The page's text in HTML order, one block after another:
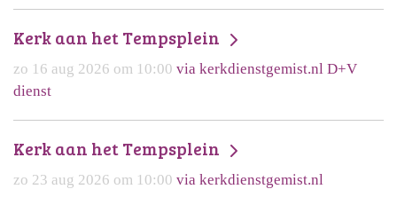
Kerk aan het Tempsplein
zo 16 aug 2026 om 10:00 via kerkdienstgemist.nl D+V
dienst
Kerk aan het Tempsplein
zo 23 aug 2026 om 10:00 via kerkdienstgemist.nl